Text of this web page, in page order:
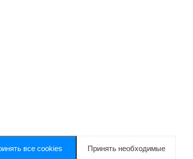
все cookies Принять необходимые